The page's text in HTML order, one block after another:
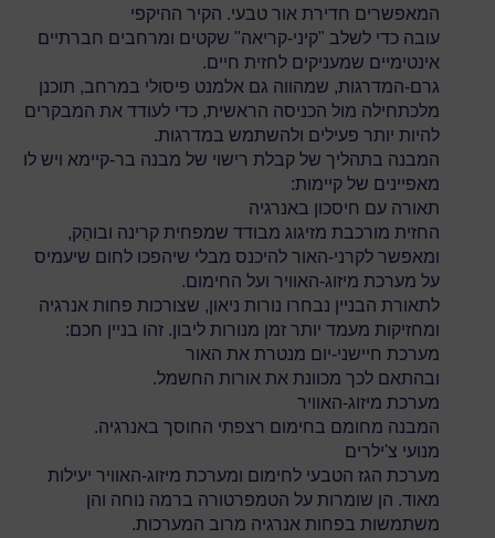
המאפשרים חדירת אור טבעי. הקיר ההיקפי
עובה כדי לשלב "קיני-קריאה" שקטים ומרחבים חברתיים
אינטימיים שמעניקים לחזית חיים.
גרם-המדרגות, שמהווה גם אלמנט פיסולי במרחב, תוכנן
מלכתחילה מול הכניסה הראשית, כדי לעודד את המבקרים
להיות יותר פעילים ולהשתמש במדרגות.
המבנה בתהליך של קבלת רישוי של מבנה בר-קיימא ויש לו
מאפיינים של קיימות:
תאורה עם חיסכון באנרגיה
החזית מורכבת מזיגוג מבודד שמפחית קרינה ובוהַק,
ומאפשר לקרני-האור להיכנס מבלי שיהפכו לחום שיעמיס
על מערכת מיזוג-האוויר ועל החימום.
לתאורת הבניין נבחרו נורות ניאון, שצורכות פחות אנרגיה
ומחזיקות מעמד יותר זמן מנורות ליבון. זהו בניין חכם:
מערכת חיישני-יום מנטרת את האור
ובהתאם לכך מכוונת את אורות החשמל.
מערכת מיזוג-האוויר
המבנה מחומם בחימום רצפתי החוסך באנרגיה.
מנועי צ'ילרים
מערכת הגז הטבעי לחימום ומערכת מיזוג-האוויר יעילות
מאוד. הן שומרות על הטמפרטורה ברמה נוחה והן
משתמשות בפחות אנרגיה מרוב המערכות.